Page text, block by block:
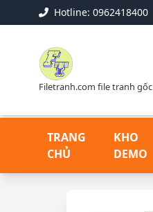
Hotline: 0962418400
Filetranh.com file tranh gốc
TRANG
CHỦ
KHO
DEMO